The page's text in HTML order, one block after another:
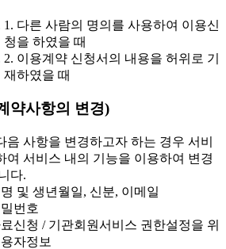
1. 다른 사람의 명의를 사용하여 이용신
청을 하였을 때
2. 이용계약 신청서의 내용을 허위로 기
재하였을 때
약사항의 변경)
음 사항을 변경하고자 하는 경우 서비
여 서비스 내의 기능을 이용하여 변경
다.
및 생년월일, 신분, 이메일
번호
신청 / 기관회원서비스 권한설정을 위
자정보